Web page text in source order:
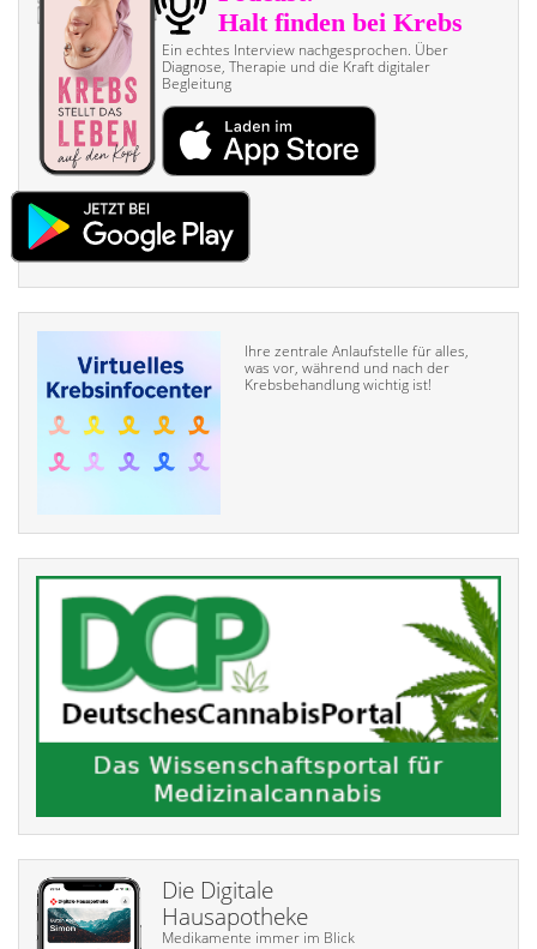
Ein echtes Interview nach­gesprochen. Über
Diagnose, Therapie und die Kraft digitaler
Begleitung
Ihre zentrale Anlaufstelle für alles,
was vor, während und nach der
Krebsbehandlung wichtig ist!
Die Digitale
Hausapotheke
Medikamente immer im Blick